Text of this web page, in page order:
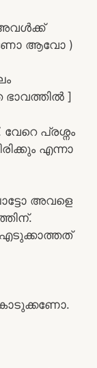
ആണോ ആവോ )
ഭാവത്തിൽ ]
പ്രശ്നം
എന്നാ
അവളെ
എടുക്കാത്തത്